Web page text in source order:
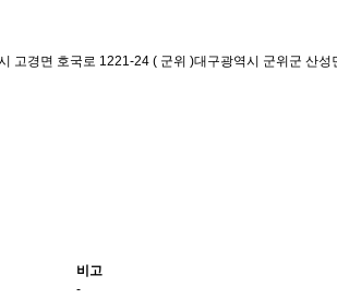
고경면 호국로 1221-24 ( 군위 )대구광역시 군위군 산
비고
-